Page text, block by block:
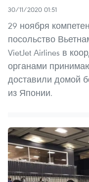
30/11/2020 01:51
29 ноября
посольство
VietJet Airlines в
органами
доставили домой
из Японии.